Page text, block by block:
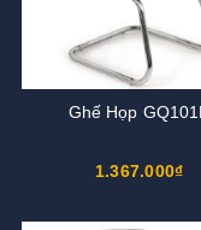
Ghế Họp
1.367.000₫